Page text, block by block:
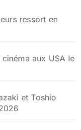
ressort en
aux USA le
et Toshio